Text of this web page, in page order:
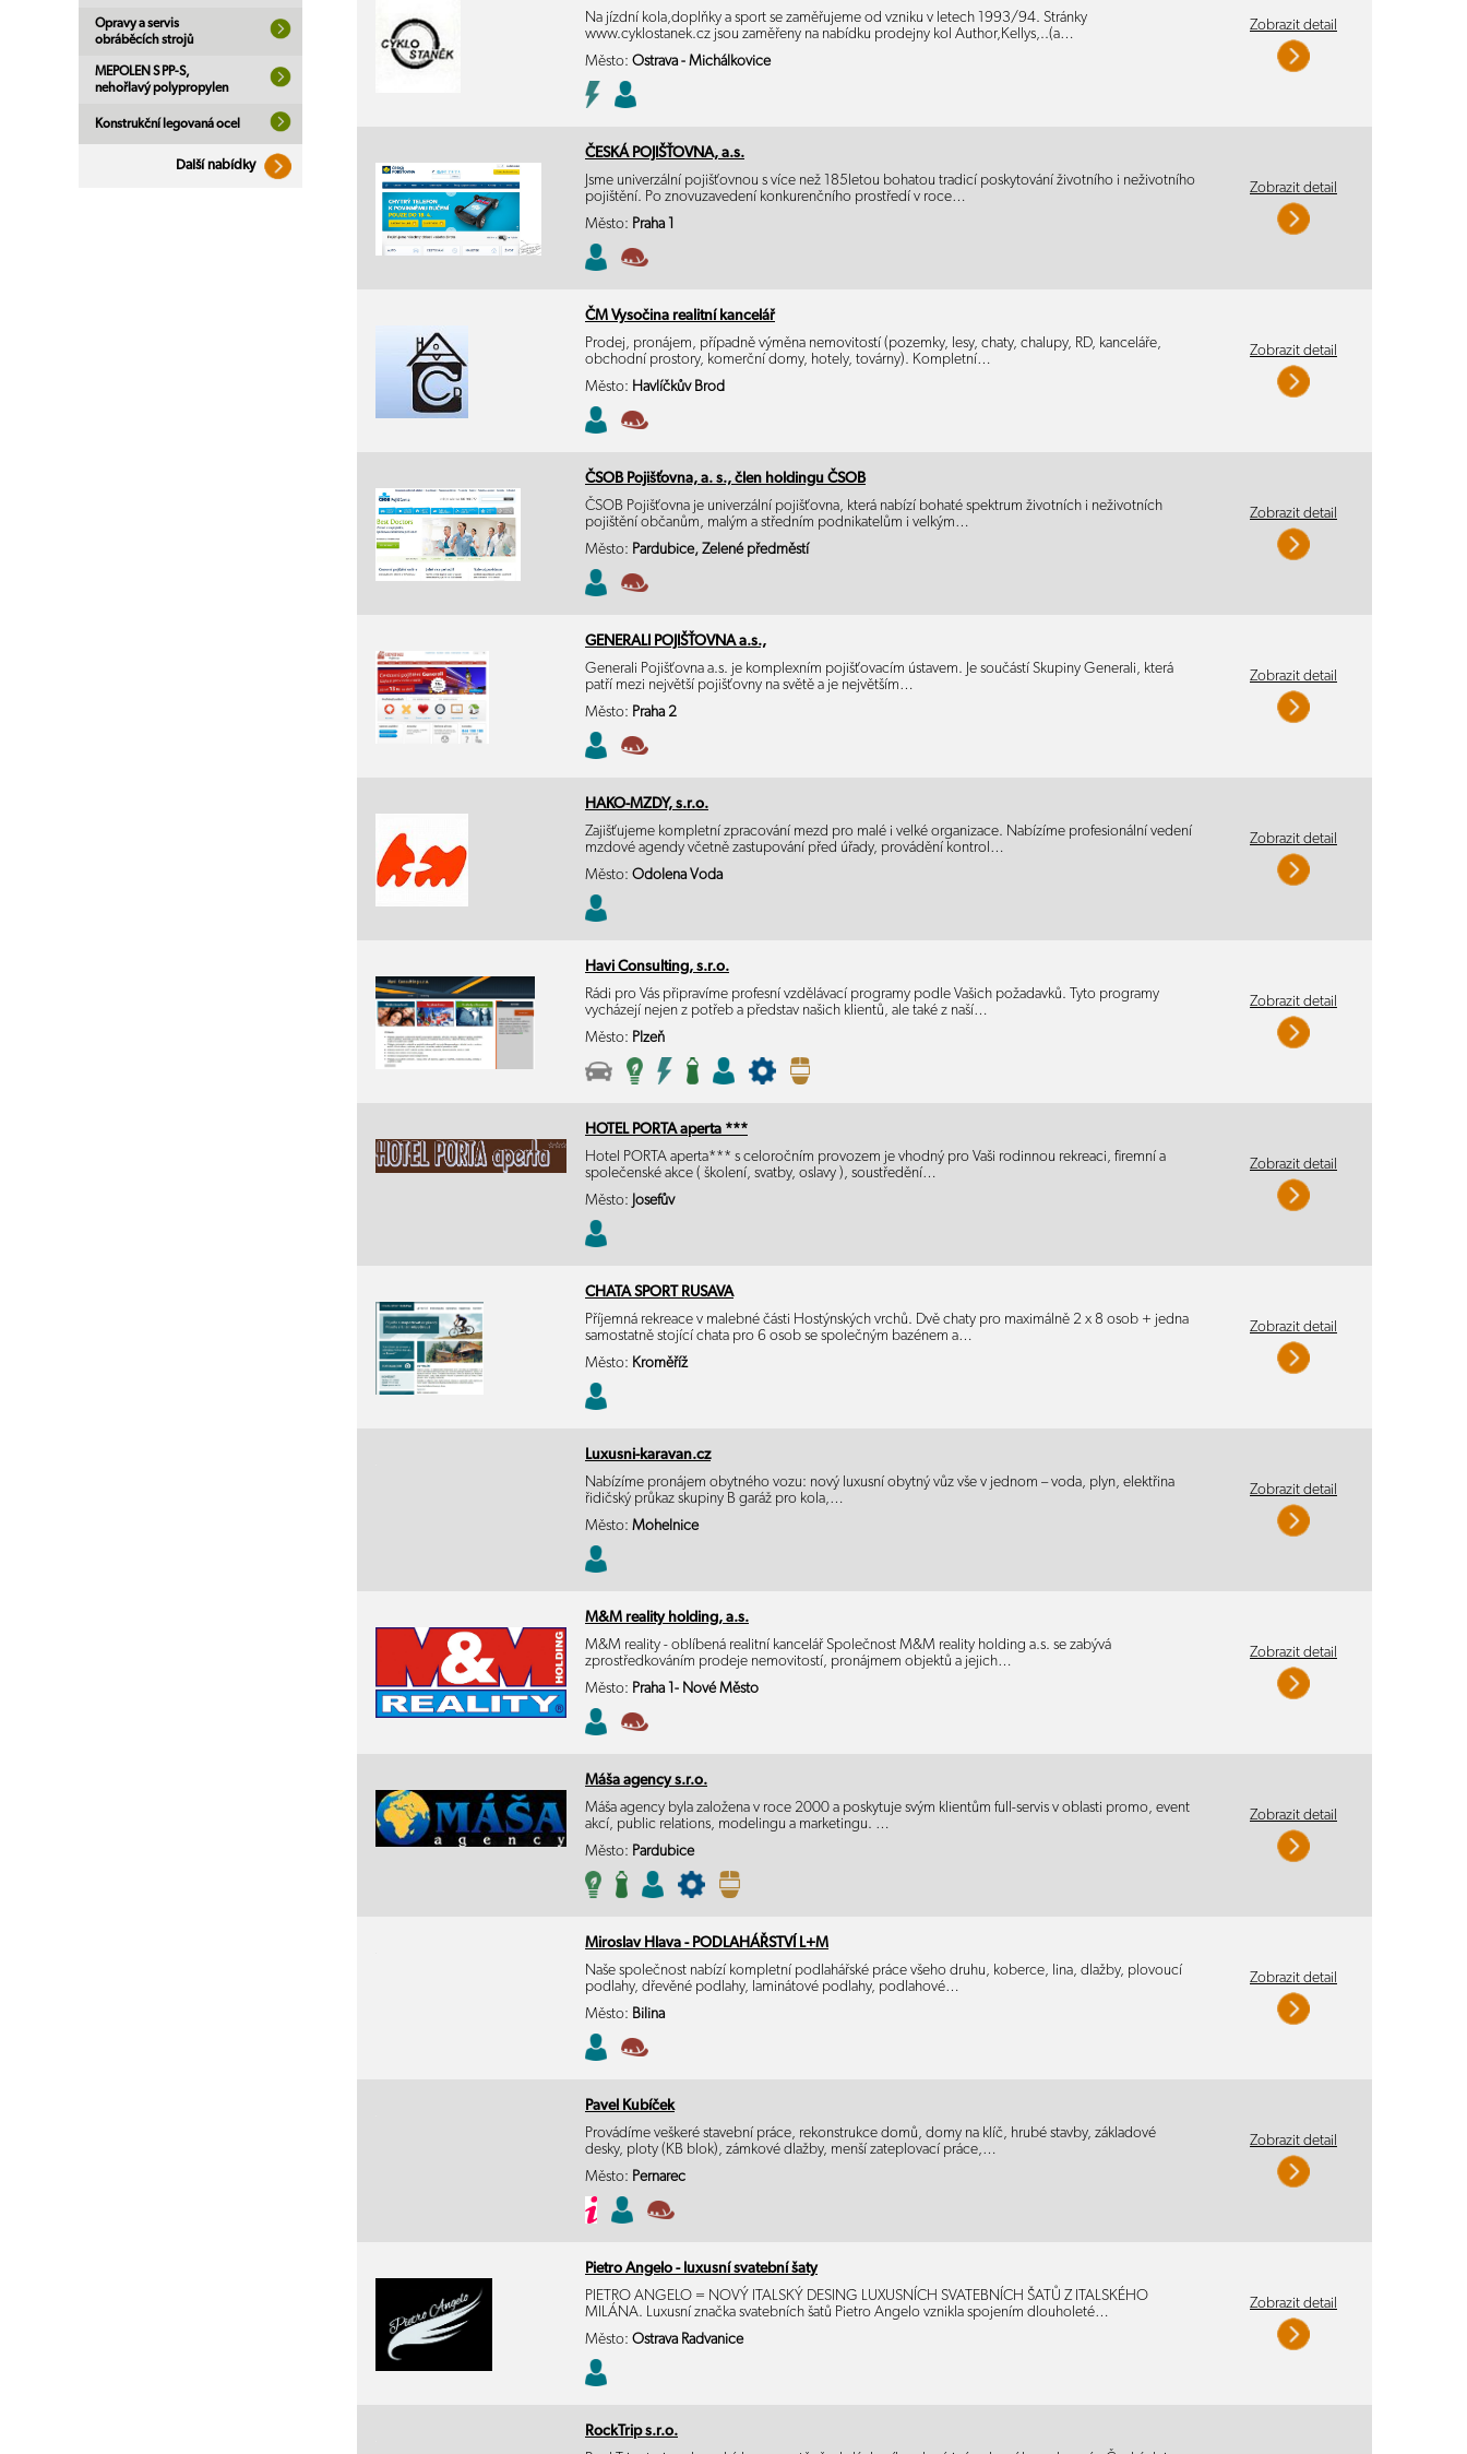
Opravy a servis
obráběcích strojů
MEPOLEN S PP-S,
nehořlavý polypropylen
Konstrukční legovaná ocel
Další nabídky
Na jízdní kola,doplňky a sport se zaměřujeme od vzniku v letech 1993/94. Stránky
www.cyklostanek.cz jsou zaměřeny na nabídku prodejny kol Author,Kellys,..(a…
Město: Ostrava - Michálkovice
Zobrazit detail
ČESKÁ POJIŠŤOVNA, a.s.
Jsme univerzální pojišťovnou s více než 185letou bohatou tradicí poskytování životního i neživotního
pojištění. Po znovuzavedení konkurenčního prostředí v roce…
Město: Praha 1
Zobrazit detail
ČM Vysočina realitní kancelář
Prodej, pronájem, případně výměna nemovitostí (pozemky, lesy, chaty, chalupy, RD, kanceláře,
obchodní prostory, komerční domy, hotely, továrny). Kompletní…
Město: Havlíčkův Brod
Zobrazit detail
ČSOB Pojišťovna, a. s., člen holdingu ČSOB
ČSOB Pojišťovna je univerzální pojišťovna, která nabízí bohaté spektrum životních i neživotních
pojištění občanům, malým a středním podnikatelům i velkým…
Město: Pardubice, Zelené předměstí
Zobrazit detail
GENERALI POJIŠŤOVNA a.s.,
Generali Pojišťovna a.s. je komplexním pojišťovacím ústavem. Je součástí Skupiny Generali, která
patří mezi největší pojišťovny na světě a je největším…
Město: Praha 2
Zobrazit detail
HAKO-MZDY, s.r.o.
Zajišťujeme kompletní zpracování mezd pro malé i velké organizace. Nabízíme profesionální vedení
mzdové agendy včetně zastupování před úřady, provádění kontrol…
Město: Odolena Voda
Zobrazit detail
Havi Consulting, s.r.o.
Rádi pro Vás připravíme profesní vzdělávací programy podle Vašich požadavků. Tyto programy
vycházejí nejen z potřeb a představ našich klientů, ale také z naší…
Město: Plzeň
Zobrazit detail
HOTEL PORTA aperta ***
Hotel PORTA aperta*** s celoročním provozem je vhodný pro Vaši rodinnou rekreaci, firemní a
společenské akce ( školení, svatby, oslavy ), soustředění…
Město: Josefův
Zobrazit detail
CHATA SPORT RUSAVA
Příjemná rekreace v malebné části Hostýnských vrchů. Dvě chaty pro maximálně 2 x 8 osob + jedna
samostatně stojící chata pro 6 osob se společným bazénem a…
Město: Kroměříž
Zobrazit detail
Luxusni-karavan.cz
Nabízíme pronájem obytného vozu: nový luxusní obytný vůz vše v jednom – voda, plyn, elektřina
řidičský průkaz skupiny B garáž pro kola,…
Město: Mohelnice
Zobrazit detail
M&M reality holding, a.s.
M&M reality - oblíbená realitní kancelář Společnost M&M reality holding a.s. se zabývá
zprostředkováním prodeje nemovitostí, pronájmem objektů a jejich…
Město: Praha 1- Nové Město
Zobrazit detail
Máša agency s.r.o.
Máša agency byla založena v roce 2000 a poskytuje svým klientům full-servis v oblasti promo, event
akcí, public relations, modelingu a marketingu. …
Město: Pardubice
Zobrazit detail
Miroslav Hlava - PODLAHÁŘSTVÍ L+M
Naše společnost nabízí kompletní podlahářské práce všeho druhu, koberce, lina, dlažby, plovoucí
podlahy, dřevěné podlahy, laminátové podlahy, podlahové…
Město: Bilina
Zobrazit detail
Pavel Kubíček
Provádíme veškeré stavební práce, rekonstrukce domů, domy na klíč, hrubé stavby, základové
desky, ploty (KB blok), zámkové dlažby, menší zateplovací práce,…
Město: Pernarec
Zobrazit detail
Pietro Angelo - luxusní svatební šaty
PIETRO ANGELO = NOVÝ ITALSKÝ DESING LUXUSNÍCH SVATEBNÍCH ŠATŮ Z ITALSKÉHO
MILÁNA. Luxusní značka svatebních šatů Pietro Angelo vznikla spojením dlouholeté…
Město: Ostrava Radvanice
Zobrazit detail
RockTrip s.r.o.